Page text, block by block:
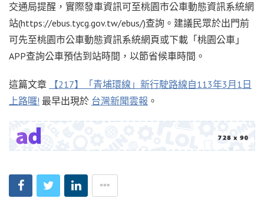
交通局提醒，實際發車資訊可至桃園市公車動態資訊系統網
站(https://ebus.tycg.gov.tw/ebus/)查詢。建議民眾於出門前
可先至桃園市公車動態資訊系統網頁或下載「桃園公車」
APP查詢公車預估到站時間，以節省候車時間。
這篇文章
【217】「青埔環線」新行駛路線自113年3月1日
上路囉! 最早出現於 台灣新聞雲報 。